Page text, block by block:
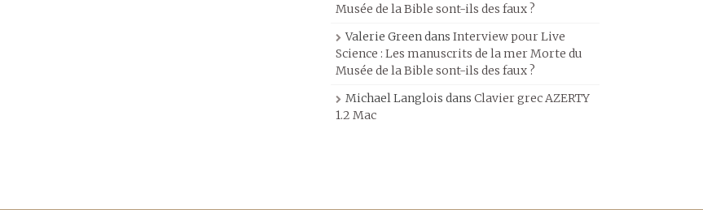
Musée de la Bible sont-ils des faux ?
Valerie Greendans Interview pour Live
Science : Les manuscrits de la mer Morte du
Musée de la Bible sont-ils des faux ?
Michael Langlois dans Clavier grec AZERTY
1.2 Mac